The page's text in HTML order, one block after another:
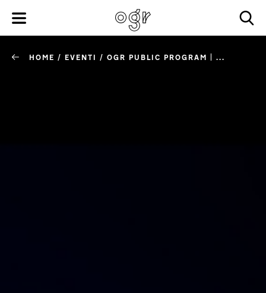
HOME / EVENTI / OGR PUBLIC PROGRAM | ...